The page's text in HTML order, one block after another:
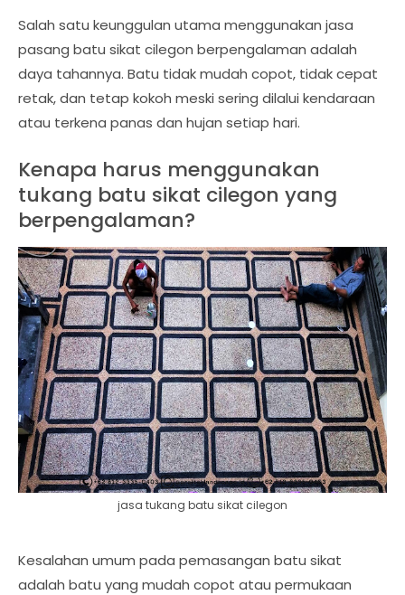
Salah satu keunggulan utama menggunakan jasa
pasang batu sikat cilegon berpengalaman adalah
daya tahannya. Batu tidak mudah copot, tidak cepat
retak, dan tetap kokoh meski sering dilalui kendaraan
atau terkena panas dan hujan setiap hari.
Kenapa harus menggunakan
tukang batu sikat cilegon yang
berpengalaman?
jasa tukang batu sikat cilegon
Kesalahan umum pada pemasangan batu sikat
adalah batu yang mudah copot atau permukaan